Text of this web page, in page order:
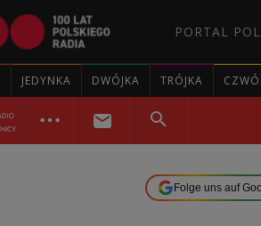
PORTAL
JEDYNKA DWÓJKA TRÓJKA
Folge uns auf